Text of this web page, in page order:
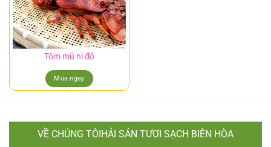
Tôm mũ ni đỏ
Mua ngay
VỀ CHÚNG TÔIHẢI SẢN TƯƠI SẠCH BIÊN HÒA